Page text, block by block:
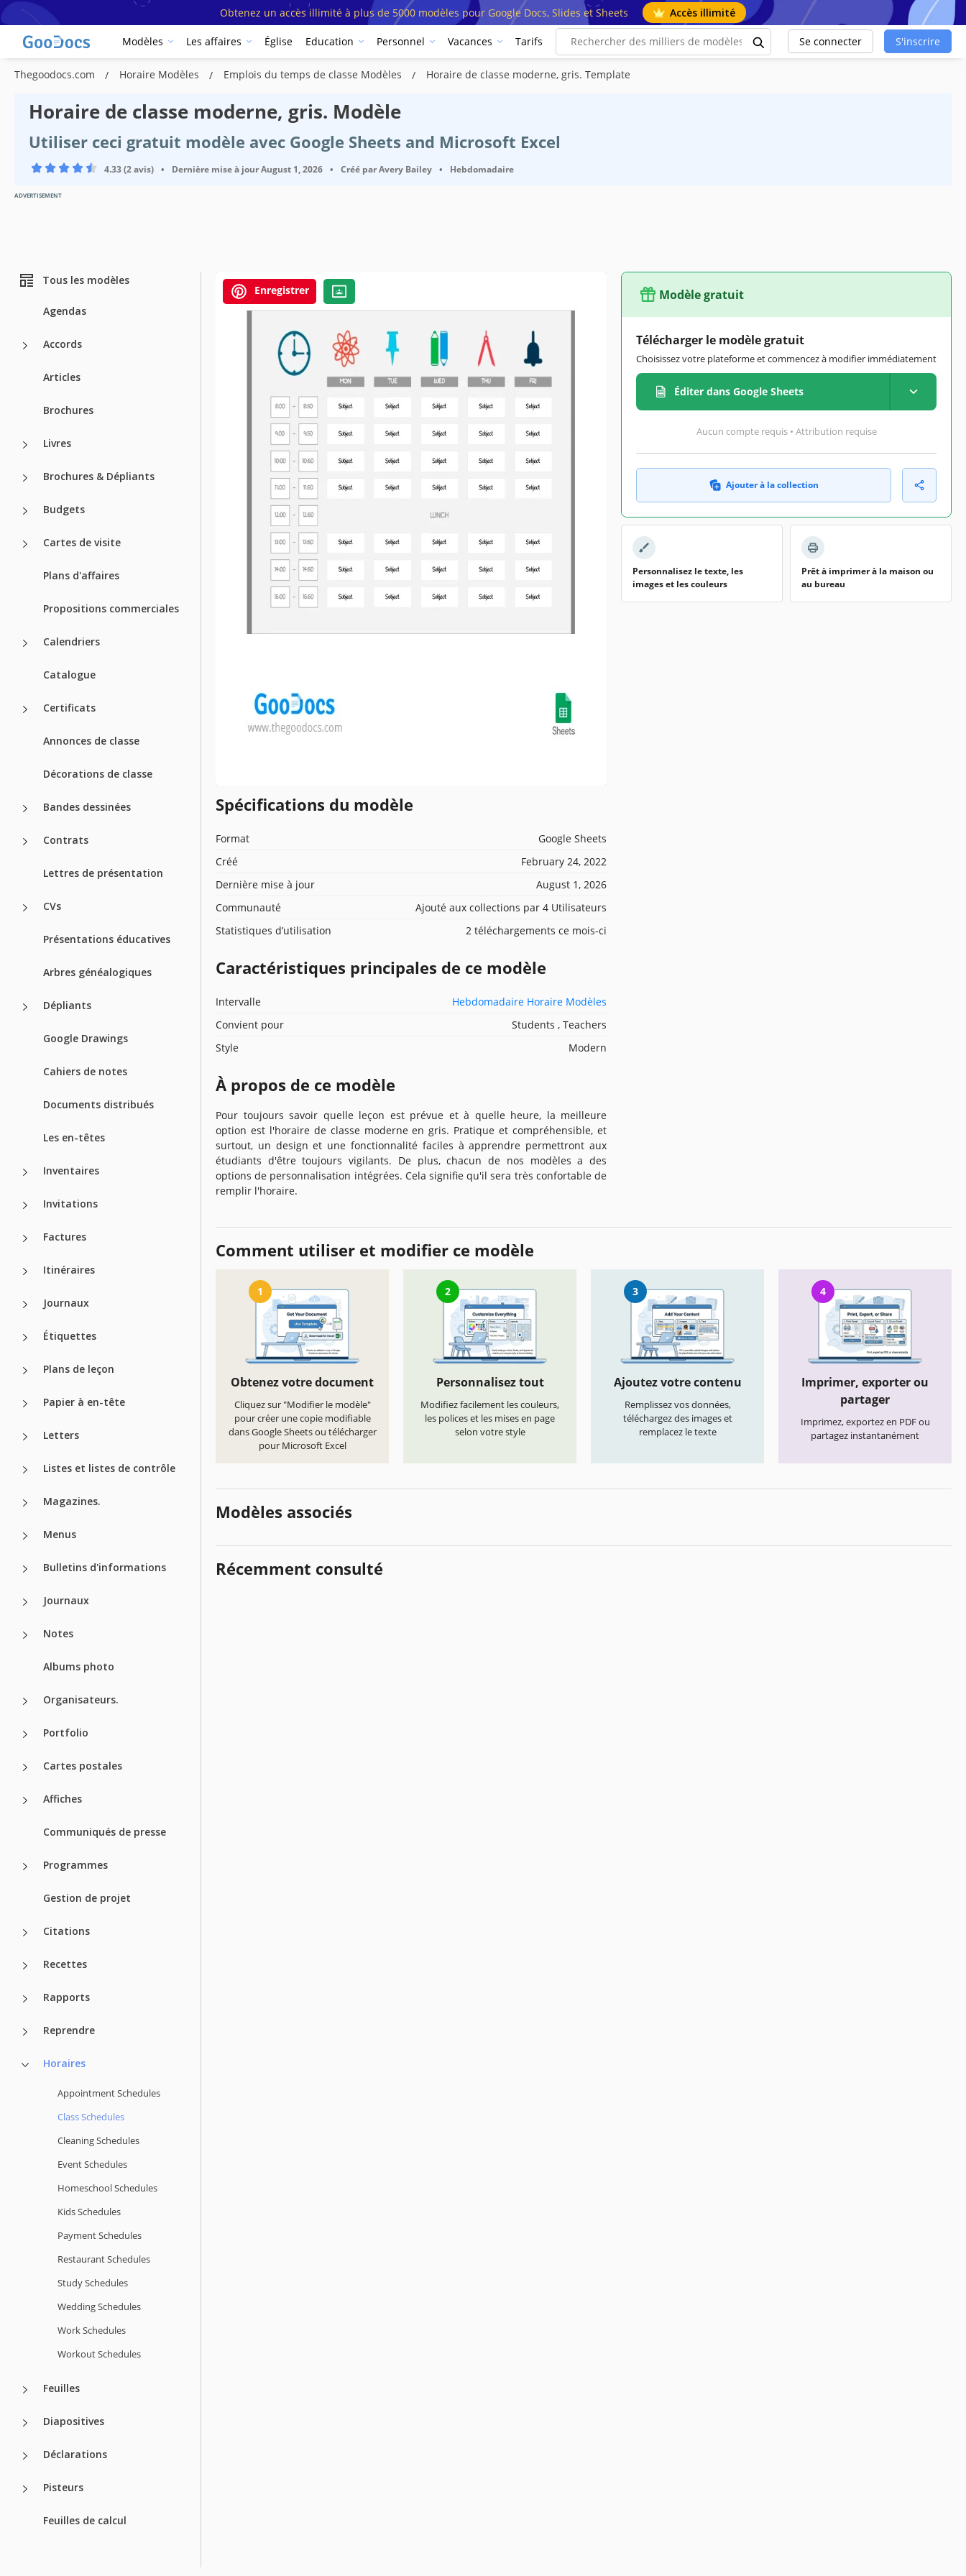
Obtenez un accès illimité à plus de 5000 modèles pour Google Docs, Slides et Sheets Accès illimité
Modèles Les affaires Église Education Personnel Vacances Tarifs Se connecter S'inscrire
Thegoodocs.com Horaire Modèles Emplois du temps de classe Modèles Horaire de classe moderne, gris. Template
Horaire de classe moderne, gris. Modèle
Utiliser ceci gratuit modèle avec Google Sheets and Microsoft Excel
4.33 (2 avis) • Dernière mise à jourAugust 1, 2026 • Créé parAvery Bailey • Hebdomadaire
ADVERTISEMENT
Tous les modèles
Agendas
Accords
Articles
Brochures
Livres
Brochures & Dépliants
Budgets
Cartes de visite
Plans d'affaires
Propositions commerciales
Calendriers
Catalogue
Certificats
Annonces de classe
Décorations de classe
Bandes dessinées
Contrats
Lettres de présentation
CVs
Présentations éducatives
Arbres généalogiques
Dépliants
Google Drawings
Cahiers de notes
Documents distribués
Les en-têtes
Inventaires
Invitations
Factures
Itinéraires
Journaux
Étiquettes
Plans de leçon
Papier à en-tête
Letters
Listes et listes de contrôle
Magazines.
Menus
Bulletins d'informations
Journaux
Notes
Albums photo
Organisateurs.
Portfolio
Cartes postales
Affiches
Communiqués de presse
Programmes
Gestion de projet
Citations
Recettes
Rapports
Reprendre
Horaires
Appointment Schedules
Class Schedules
Cleaning Schedules
Event Schedules
Homeschool Schedules
Kids Schedules
Payment Schedules
Restaurant Schedules
Study Schedules
Wedding Schedules
Work Schedules
Workout Schedules
Feuilles
Diapositives
Déclarations
Pisteurs
Feuilles de calcul
Enregistrer
Spécifications du modèle
Format
Google Sheets
Créé
February 24, 2022
Dernière mise à jour
August 1, 2026
Communauté
Ajouté aux collections par 4 Utilisateurs
Statistiques d’utilisation
2 téléchargements ce mois-ci
Caractéristiques principales de ce modèle
Intervalle
Hebdomadaire Horaire Modèles
Convient pour
Students , Teachers
Style
Modern
À propos de ce modèle
Pour toujours savoir quelle leçon est prévue et à quelle heure, la meilleure
option est l'horaire de classe moderne en gris. Pratique et compréhensible, et
surtout, un design et une fonctionnalité faciles à apprendre permettront aux
étudiants d'être toujours vigilants. De plus, chacun de nos modèles a des
options de personnalisation intégrées. Cela signifie qu'il sera très confortable de
remplir l'horaire.
Modèle gratuit
Télécharger le modèle gratuit
Choisissez votre plateforme et commencez à modifier immédiatement
Éditer dans Google Sheets
Aucun compte requis • Attribution requise
Ajouter à la collection
Personnalisez le texte, les
images et les couleurs
Prêt à imprimer à la maison ou
au bureau
Comment utiliser et modifier ce modèle
1
Obtenez votre document
Cliquez sur "Modifier le modèle"
pour créer une copie modifiable
dans Google Sheets ou télécharger
pour Microsoft Excel
2
Personnalisez tout
Modifiez facilement les couleurs,
les polices et les mises en page
selon votre style
3
Ajoutez votre contenu
Remplissez vos données,
téléchargez des images et
remplacez le texte
4
Imprimer, exporter ou
partager
Imprimez, exportez en PDF ou
partagez instantanément
Modèles associés
Récemment consulté